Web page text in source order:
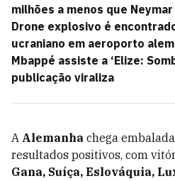
milhões a menos que
Drone explosivo é
ucraniano em aeroporto
Mbappé assiste a ‘Elize:
publicação viraliza
A Alemanha chega
resultados positivos, com
Gana, Suíça, Eslováquia,